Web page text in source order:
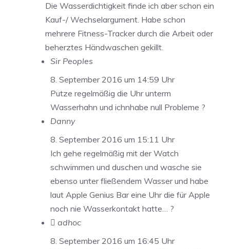
Die Wasserdichtigkeit finde ich aber schon ein
Kauf-/ Wechselargument. Habe schon
mehrere Fitness-Tracker durch die Arbeit oder
beherztes Händwaschen gekillt.
Sir Peoples
8. September 2016 um 14:59 Uhr
Putze regelmäßig die Uhr unterm
Wasserhahn und ichnhabe null Probleme ?
Danny
8. September 2016 um 15:11 Uhr
Ich gehe regelmäßig mit der Watch
schwimmen und duschen und wasche sie
ebenso unter fließendem Wasser und habe
laut Apple Genius Bar eine Uhr die für Apple
noch nie Wasserkontakt hatte… ?
 adhoc
8. September 2016 um 16:45 Uhr